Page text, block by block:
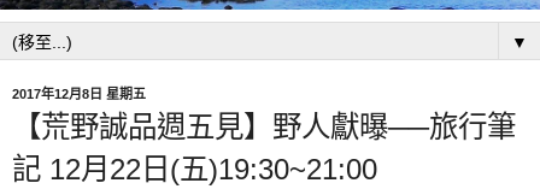
▼
2017年12月8日 星期五
【荒野誠品週五見】野人獻曝──旅行筆
記 12月22日(五)19:30~21:00